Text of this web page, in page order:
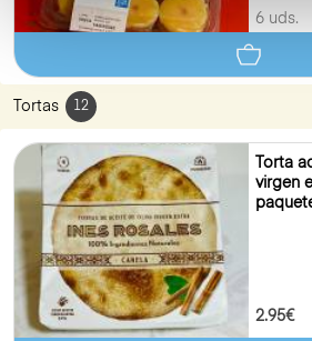
6 uds.
Tortas 12
Torta
virgen
2.95€